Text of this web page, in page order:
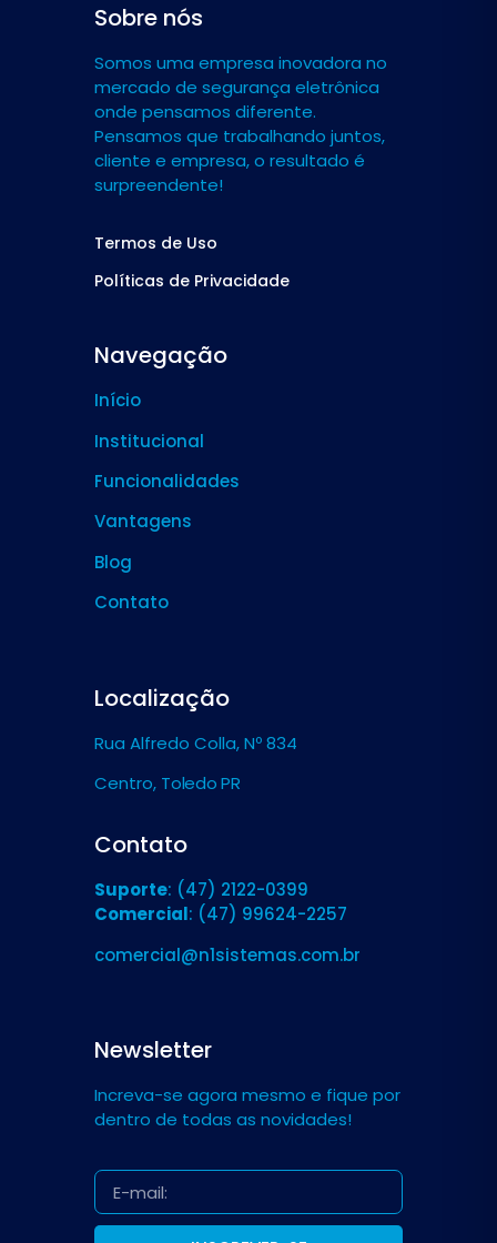
Sobre nós
Somos uma empresa inovadora no
mercado de segurança eletrônica
onde pensamos diferente.
Pensamos que trabalhando juntos,
cliente e empresa, o resultado é
surpreendente!
Termos de Uso
Políticas de Privacidade
Navegação
Início
Institucional
Funcionalidades
Vantagens
Blog
Contato
Localização
Rua Alfredo Colla, Nº 834
Centro, Toledo PR
Contato
Suporte: (47) 2122-0399
Comercial: (47) 99624-2257
comercial@n1sistemas.com.br
Newsletter
Increva-se agora mesmo e fique por
dentro de todas as novidades!